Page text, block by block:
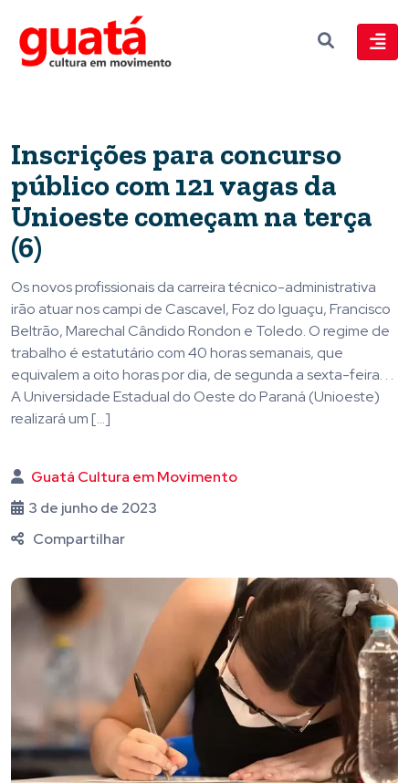
Inscrições para concurso
público com 121 vagas da
Unioeste começam na terça
(6)
Os novos profissionais da carreira técnico-administrativa
irão atuar nos campi de Cascavel, Foz do Iguaçu, Francisco
Beltrão, Marechal Cândido Rondon e Toledo. O regime de
trabalho é estatutário com 40 horas semanais, que
equivalem a oito horas por dia, de segunda a sexta-feira. . .
A Universidade Estadual do Oeste do Paraná (Unioeste)
realizará um […]
Guatá Cultura em Movimento
3 de junho de 2023
Compartilhar